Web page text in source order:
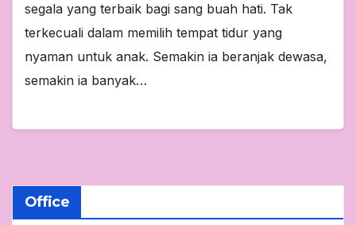
segala yang terbaik bagi sang buah hati. Tak
terkecuali dalam memilih tempat tidur yang
nyaman untuk anak. Semakin ia beranjak dewasa,
semakin ia banyak…
Office